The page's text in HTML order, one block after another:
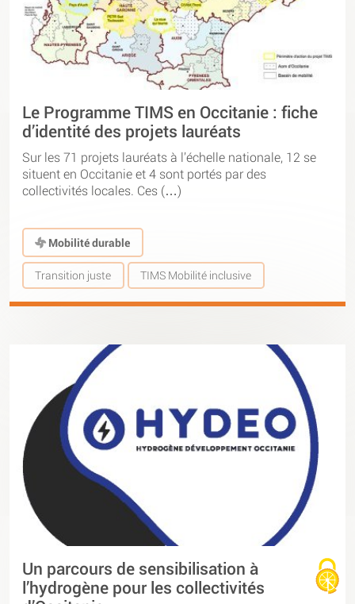
Le Programme TIMS en Occitanie : fiche
d’identité des projets lauréats
Sur les 71 projets lauréats à l’échelle nationale, 12 se
situent en Occitanie et 4 sont portés par des
collectivités locales. Ces (…)
Mobilité durable
Transition juste TIMS Mobilité inclusive
Un parcours de sensibilisation à
l’hydrogène pour les collectivités